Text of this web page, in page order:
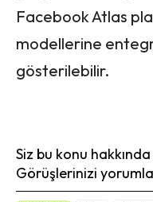
Facebook Atlas
modellerine
gösterilebilir.
Siz bu konu
Görüşlerinizi